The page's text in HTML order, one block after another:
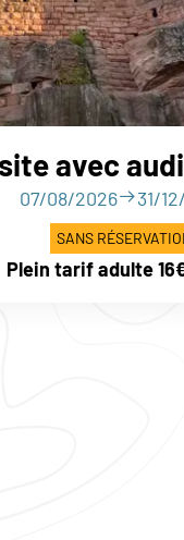
avec
07/08/2026 31/
SANS
Plein tarif adulte